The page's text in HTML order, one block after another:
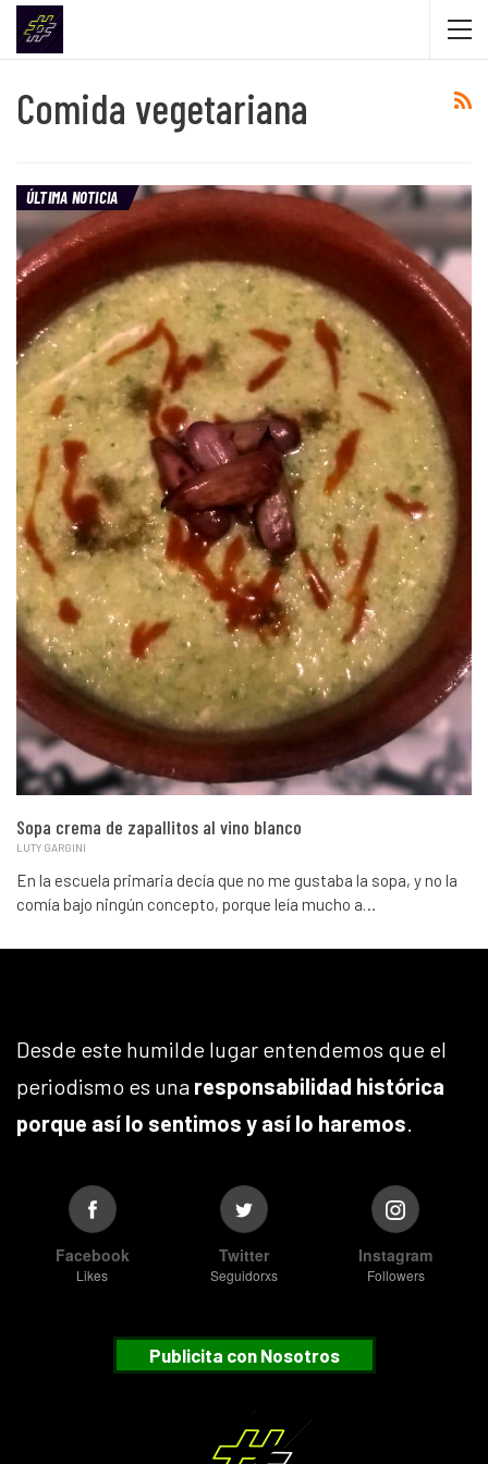
Comida vegetariana
ÚLTIMA NOTICIA
Sopa crema de zapallitos al vino blanco
LUTY GARGINI
En la escuela primaria decía que no me gustaba la sopa, y no la
comía bajo ningún concepto, porque leía mucho a…
Desde este humilde lugar entendemos que el
periodismo es una responsabilidad histórica
porque así lo sentimos y así lo haremos.
Facebook
Likes
Twitter
Seguidorxs
Instagram
Followers
Publicita con Nosotros